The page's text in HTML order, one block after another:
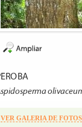
VER GALERIA DE FOTOS